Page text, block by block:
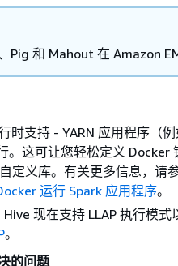
Pig 和 Mahout 在 Amazon
时支持 - YARN 应用程序（
。这可让您轻松定义 Docker
定义库。有关更多信息，请
运行 Spark 应用程序。
Hive 现在支持 LLAP 执行模
。
的问题